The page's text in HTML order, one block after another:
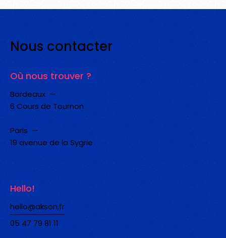
Nous contacter
Où nous trouver ?
Bordeaux —
6 Cours de Tournon
Paris —
19 avenue de la Sygrie
Hello!
hello@akson.fr
05 47 79 81 11